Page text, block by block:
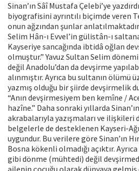
Sinan’ın Sâî Mustafa Çelebi’ye
biyografisini ayrıntılı biçimde veren
onun ağzından şunlar
Selim Hân-ı Evvel’in gülistân-ı
Kayseriye sancağında ibtidâ oğlan
olmuştur.” Yavuz Sultan Selim
değil Anadolu’dan da devşirme
alınmıştır. Ayrıca bu sultanın ölümü
yazmış olduğu bir şiirde devşirmelik
“Anın devşirmesiyem ben kemîne /
hazîne.” Daha sonraki yıllarda
akrabalarıyla yazışmaları ve
belgelerle de desteklenen Kayseri-
uygundur. Bu verilere göre Sinan’ın
Bosna kökenli olmadığı açıktır.
gibi dönme (mühtedi) değil